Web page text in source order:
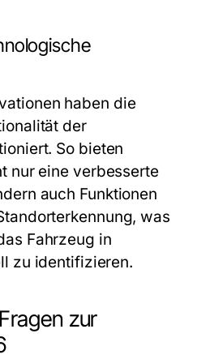
haben die
der
So bieten
nur eine verbesserte
auch Funktionen
was
Fahrzeug in
zu identifizieren.
zur